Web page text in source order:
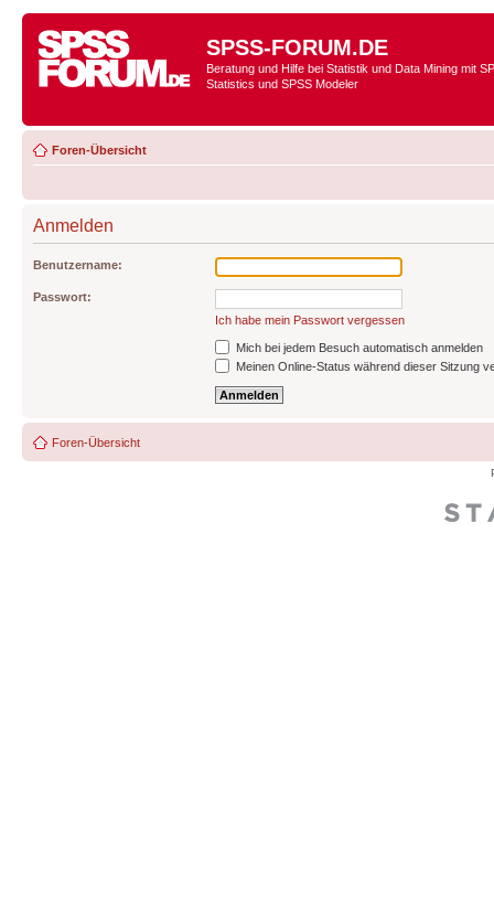
SPSS-FORUM.DE
Beratung und Hilfe bei Statistik und Data Mining mit
Statistics und SPSS Modeler
Foren-Übersicht
Anmelden
Benutzername:
Passwort:
Ich habe mein Passwort vergessen
Mich bei jedem Besuch automatisch anmelden
Meinen Online-Status während dieser Sitzung
Foren-Übersicht